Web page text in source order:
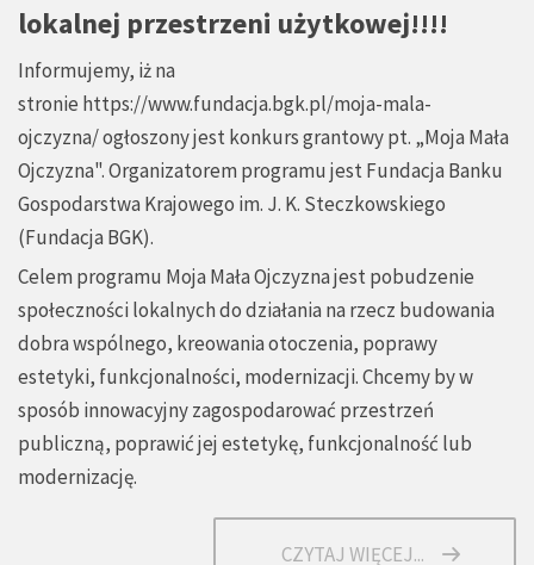
lokalnej przestrzeni użytkowej!!!!
Informujemy, iż na
stronie https://www.fundacja.bgk.pl/moja-mala-
ojczyzna/ogłoszony jest konkurs grantowy pt. „Moja Mała
Ojczyzna". Organizatorem programu jest Fundacja Banku
Gospodarstwa Krajowego im. J. K. Steczkowskiego
(Fundacja BGK).
Celem programu Moja Mała Ojczyzna jest pobudzenie
społeczności lokalnych do działania na rzecz budowania
dobra wspólnego, kreowania otoczenia, poprawy
estetyki, funkcjonalności, modernizacji. Chcemy by w
sposób innowacyjny zagospodarować przestrzeń
publiczną, poprawić jej estetykę, funkcjonalność lub
modernizację.
CZYTAJ WIĘCEJ...